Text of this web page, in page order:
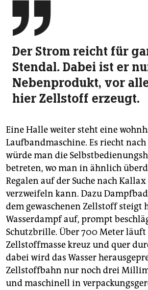

Der Strom reicht für
Stendal. Dabei ist er
Nebenprodukt, vor
hier Zellstoff erzeugt.
Eine Halle weiter steht eine
Laufbandmaschine. Es riecht nach
würde man die
betreten, wo man in ähnlich
Regalen auf der Suche nach
verzweifeln kann. Dazu
dem gewaschenen Zellstoff steigt
Wasserdampf auf, prompt
Schutzbrille. Über 700 Meter läuft
Zellstoffmasse kreuz und quer
dabei wird das Wasser
Zellstoffbahn nur noch drei
und maschinell in